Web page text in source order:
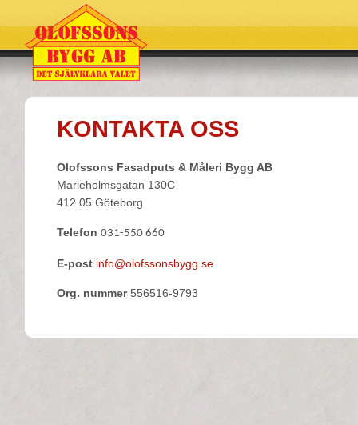
KONTAKTA OSS
Olofssons Fasadputs & Måleri Bygg AB
Marieholmsgatan 130C
412 05 Göteborg
Telefon 031-550 660
E-post info@olofssonsbygg.se
Org. nummer556516-9793